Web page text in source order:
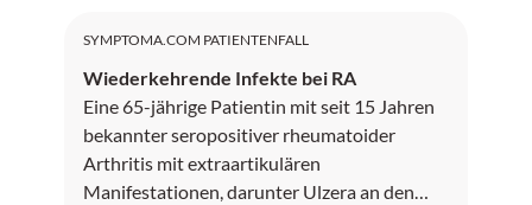
SYMPTOMA.COM PATIENTENFALL
Wiederkehrende Infekte bei RA
Eine 65-jährige Patientin mit seit 15 Jahren
bekannter seropositiver rheumatoider
Arthritis mit extraartikulären
Manifestationen, darunter Ulzera an den